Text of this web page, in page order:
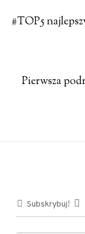
#TOP5
Pierwsza
Subskrybuj!